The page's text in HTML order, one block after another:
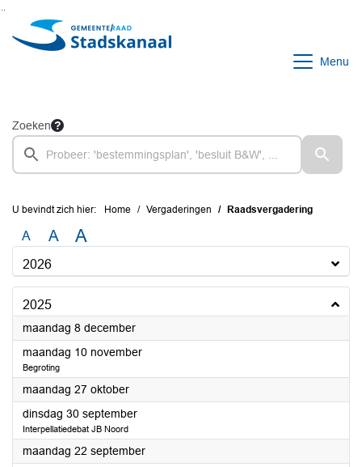
Ga naar de inhoud van deze pagina
Ga naar het zoeken
Ga naar het menu
Menu
Zoeken
U bevindt zich hier: Home Vergaderingen Raadsvergadering
A A A
2026
2025
maandag 8 december2025
maandag 10 november2025
Begroting
maandag 27 oktober2025
dinsdag 30 september2025
Interpellatiedebat JB Noord
maandag 22 september2025